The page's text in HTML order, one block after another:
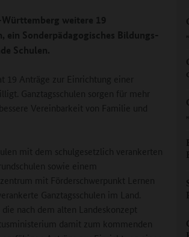
weitere 19
ein Sonderpädagogisches Bildungs-
Schulen.
Anträge zur Einrichtung einer
Ganztagsschulen sorgen für mehr
Vereinbarkeit von Familie und
mit dem schulgesetzlich verankerten
sowie einem
mit Förderschwerpunkt Lernen
Ganztagsschulen im Land.
nach dem alten Landeskonzept
damit zum kommenden